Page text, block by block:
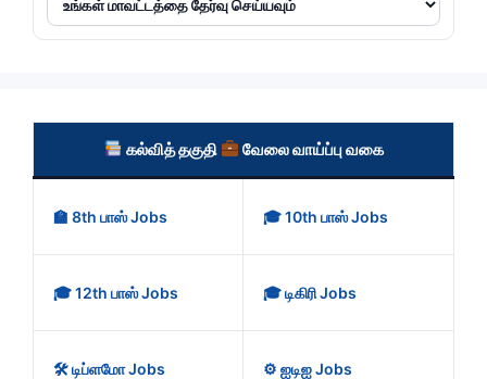
கல்வித் தகுதி வேலை வாய்ப்பு வகை
🏫 8th பாஸ் Jobs 🎓 10th பாஸ் Jobs
🎓 12th பாஸ் Jobs 🎓 டிகிரி Jobs
🛠️ டிப்ளமோ Jobs ⚙️ ஐடிஐ Jobs